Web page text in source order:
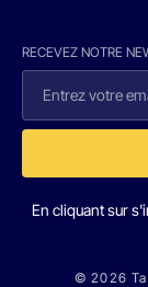
RECEVEZ NOTRE
En cliquant sur
© 2026